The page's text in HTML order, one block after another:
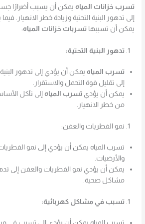
تسرب خزانات المياه يمكن أن يسبب أضرارًا
إلى تدهور البنية التحتية وزيادة خطر الانهيار.
يمكن أن تسببها تسربات خزانات المياه:
تدهور البنية التحتية:
تسرب المياه يمكن أن يؤدي إلى تدهور البنية
إلى تقليل قوة التحمل والاستقرار.
يمكن أن يؤديتسرب المياه إلى تآكل
من خطر الانهيار.
نمو الفطريات والعفن:
تسرب المياه يمكن أن يؤدي إلى نمو
والأرضيات.
يمكن أن يؤدي نمو الفطريات والعفن إلى
مشاكل صحية.
تسبب في مشاكل كهربائية: